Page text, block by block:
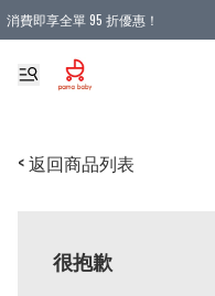
消費即享全單 95 折優惠！
購物滿 HKD 900.00即享免運費優
< 返回商品列表
很抱歉